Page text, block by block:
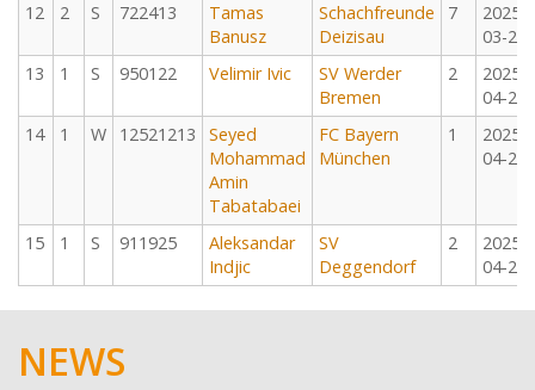
12 2 S 722413
Tamas
Banusz
Schachfreunde
Deizisau
7
2025-
03-23
13
1 S 950122 Velimir Ivic
SV Werder
Bremen
2
2025-
04-25
14
1 W 12521213
Seyed
Mohammad
Amin
Tabatabaei
FC Bayern
München
1
2025-
04-26
15 1 S 911925
Aleksandar
Indjic
SV
Deggendorf
2
2025-
04-27
NEWS